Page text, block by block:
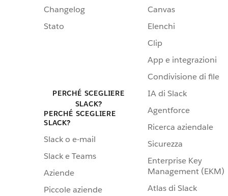
Changelog
Stato
PERCHÉ SCEGLIERE
SLACK?
PERCHÉ SCEGLIERE
SLACK?
Slack o e-mail
Slack e Teams
Aziende
Piccole aziende
Canvas
Elenchi
Clip
App e integrazioni
Condivisione di file
IA di Slack
Agentforce
Ricerca aziendale
Sicurezza
Enterprise Key
Management (EKM)
Atlas di Slack